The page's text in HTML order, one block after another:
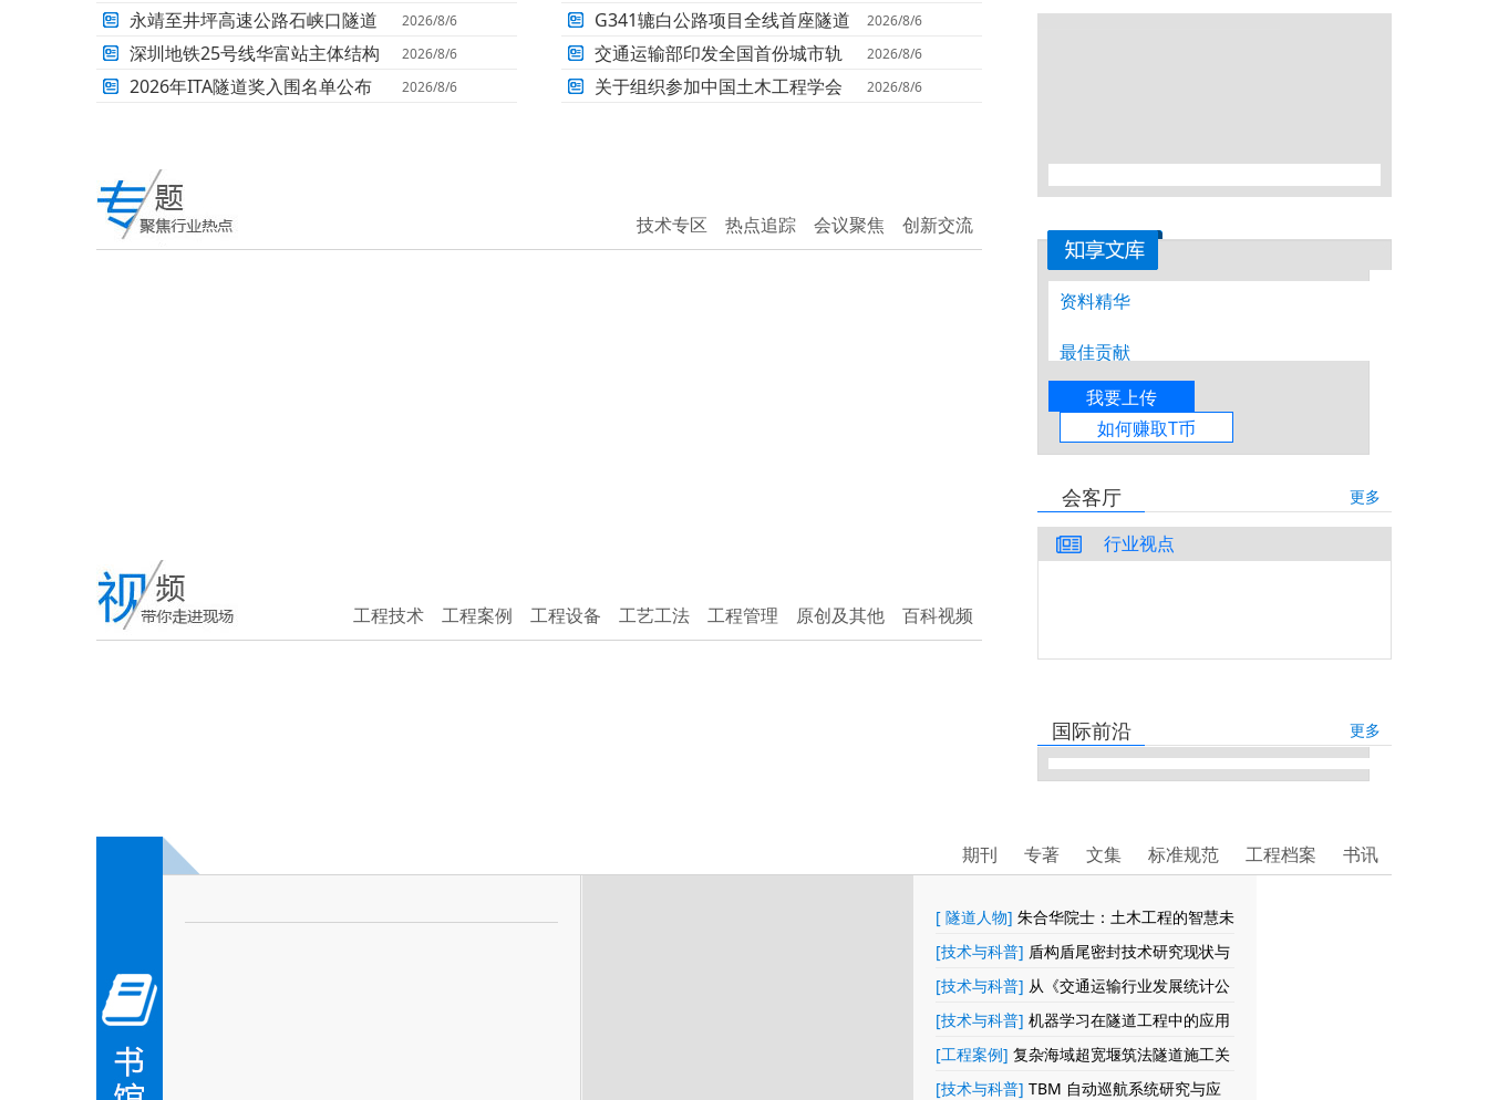
项目平稳运行超1500天
掘进突破1000米
永靖至井坪高速公路石峡口隧道
左洞顺利贯通
2026/8/6
G341辘白公路项目全线首座隧道
顺利贯通
2026/8/6
深圳地铁25号线华富站主体结构
封顶
2026/8/6
交通运输部印发全国首份城市轨
道交通运营防汛防台风指南
2026/8/6
2026年ITA隧道奖入围名单公布 2026/8/6
关于组织参加中国土木工程学会
2026/8/6
技术专区 热点追踪 会议聚焦 创新交流
工程技术 工程案例 工程设备 工艺工法 工程管理 原创及其他 百科视频
资料精华
最佳贡献
我要上传
如何赚取T币
会客厅 更多
行业视点
国际前沿 更多
期刊 专著 文集 标准规范 工程档案 书讯
[ 隧道人物] 朱合华院士：土木工程的智慧未
来才刚开始
[技术与科普] 盾构盾尾密封技术研究现状与
展望
[技术与科普] 从《交通运输行业发展统计公
报》看我国公路隧道发展趋势
[技术与科普] 机器学习在隧道工程中的应用
研究进展
[工程案例] 复杂海域超宽堰筑法隧道施工关
键技术 ——以深中通道东人工岛主线堰筑明
[技术与科普] TBM 自动巡航系统研究与应